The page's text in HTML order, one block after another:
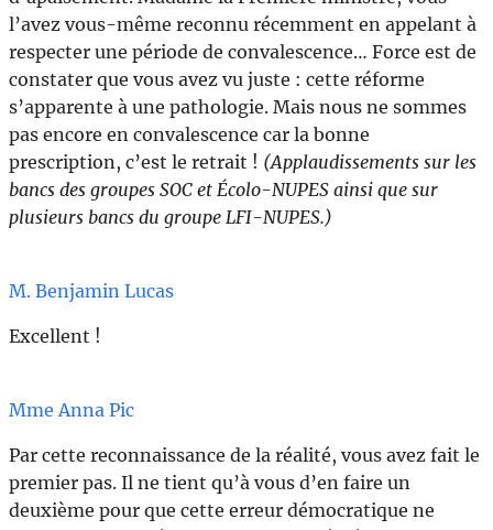
l’avez vous-même reconnu récemment en appelant à
respecter une période de convalescence… Force est de
constater que vous avez vu juste : cette réforme
s’apparente à une pathologie. Mais nous ne sommes
pas encore en convalescence car la bonne
prescription, c’est le retrait ! (Applaudissements sur les
bancs des groupes SOC et Écolo-NUPES ainsi que sur
plusieurs bancs du groupe LFI-NUPES.)
M. Benjamin Lucas
Excellent !
Mme Anna Pic
Par cette reconnaissance de la réalité, vous avez fait le
premier pas. Il ne tient qu’à vous d’en faire un
deuxième pour que cette erreur démocratique ne